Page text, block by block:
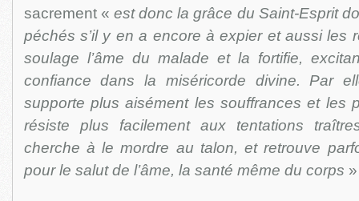
sacrement « est donc la grâce du Saint-Esprit
péchés s’il y en a encore à expier et aussi les
soulage l’âme du malade et la fortifie,
confiance dans la miséricorde divine. Par
supporte plus aisément les souffrances et les
résiste plus facilement aux tentations
cherche à le mordre au talon, et retrouve
pour le salut de l’âme, la santé même du corps